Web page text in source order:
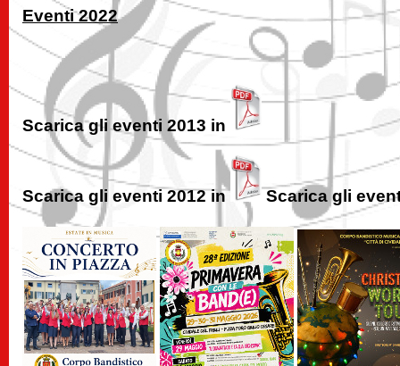
Eventi 2022
Scarica gli eventi 2013 in
Scarica gli eventi 2012 in Scarica gli